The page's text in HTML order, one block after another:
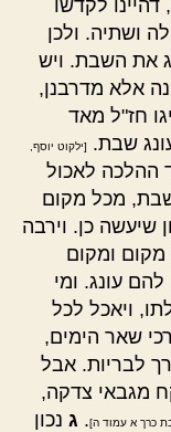
לקדשו
ושתיה. ולכן
את השבת. ויש
אלא מדרבנן,
חז"ל מאד
שבת.
[ילקוט יוסף,
ההלכה לאכול
מכל מקום
שיעשה כן. וירבה
מקום ומקום
עונג. ומי
ויאכל לכל
שאר הימים,
לבריות. אבל
מגבאי צדקה,
כרך א עמוד ה]. ג נכון